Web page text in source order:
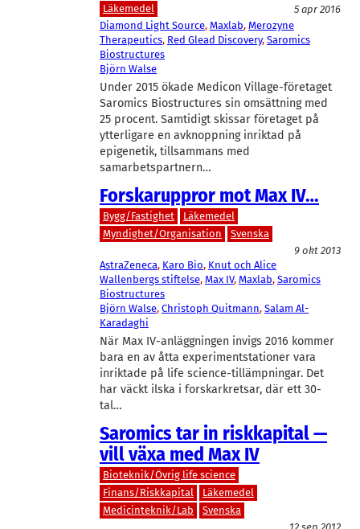
Läkemedel
5 apr 2016
Diamond Light Source, Maxlab, Merozyne
Therapeutics, Red Glead Discovery, Saromics
Biostructures
Björn Walse
Under 2015 ökade Medicon Village-företaget
Saromics Biostructures sin omsättning med
25 procent. Samtidigt skissar företaget på
ytterligare en avknoppning inriktad på
epigenetik, tillsammans med
samarbetspartnern…
Forskaruppror mot Max IV…
Bygg/Fastighet
Läkemedel
Myndighet/Organisation
Svenska
9 okt 2013
AstraZeneca, Karo Bio, Knut och Alice
Wallenbergs stiftelse, Max IV, Maxlab, Saromics
Biostructures
Björn Walse, Christoph Quitmann, Salam Al-
Karadaghi
När Max IV-anläggningen invigs 2016 kommer
bara en av åtta experimentstationer vara
inriktade på life science-tillämpningar. Det
har väckt ilska i forskarkretsar, där ett 30-
tal…
Saromics tar in riskkapital —
vill växa med Max IV
Bioteknik/Övrig life science
Finans/Riskkapital
Läkemedel
Medicinteknik/Lab
Svenska